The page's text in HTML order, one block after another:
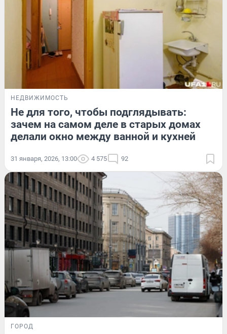
НЕДВИЖИМОСТЬ
Не для того, чтобы подглядывать:
зачем на самом деле в старых домах
делали окно между ванной и кухней
31 января, 2026, 13:00 4 575 92
ГОРОД